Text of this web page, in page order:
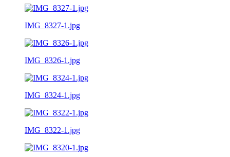
IMG_8327-1.jpg
IMG_8326-1.jpg
IMG_8324-1.jpg
IMG_8322-1.jpg